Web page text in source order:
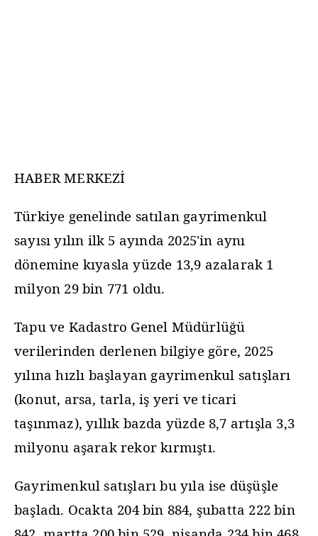
HABER MERKEZİ
Türkiye genelinde satılan gayrimenkul
sayısı yılın ilk 5 ayında 2025'in aynı
dönemine kıyasla yüzde 13,9 azalarak 1
milyon 29 bin 771 oldu.
Tapu ve Kadastro Genel Müdürlüğü
verilerinden derlenen bilgiye göre, 2025
yılına hızlı başlayan gayrimenkul satışları
(konut, arsa, tarla, iş yeri ve ticari
taşınmaz), yıllık bazda yüzde 8,7 artışla 3,3
milyonu aşarak rekor kırmıştı.
Gayrimenkul satışları bu yıla ise düşüşle
başladı. Ocakta 204 bin 884, şubatta 222 bin